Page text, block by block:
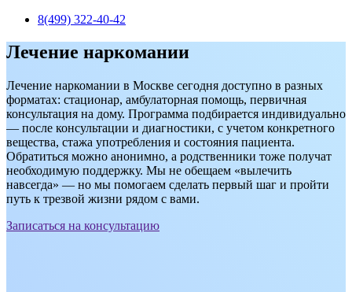
8(499) 322-40-42
Лечение наркомании
Лечение наркомании в Москве сегодня доступно в разных
форматах: стационар, амбулаторная помощь, первичная
консультация на дому. Программа подбирается индивидуально
— после консультации и диагностики, с учетом конкретного
вещества, стажа употребления и состояния пациента.
Обратиться можно анонимно, а родственники тоже получат
необходимую поддержку. Мы не обещаем «вылечить
навсегда» — но мы помогаем сделать первый шаг и пройти
путь к трезвой жизни рядом с вами.
Записаться на консультацию